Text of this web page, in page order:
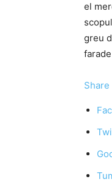
el
greu
Share